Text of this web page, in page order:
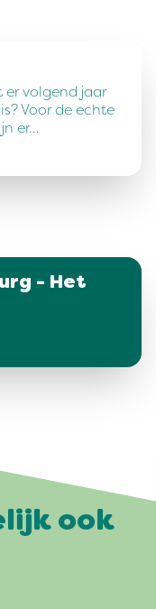
er volgend jaar
Voor de echte
er…
- Het
ook